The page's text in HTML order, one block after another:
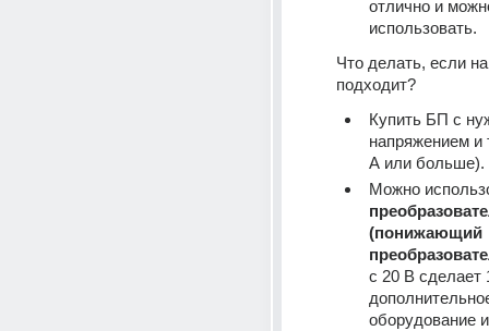
отлично и
использовать.
Что делать, если
подходит?
Купить БП с
напряжением и
А или больше).
Можно
(понижающий
с 20 В сделает
оборудование